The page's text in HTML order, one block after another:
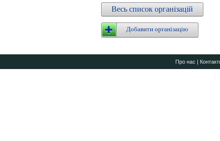
Весь список організацій
Добавити організацію
Про нас |